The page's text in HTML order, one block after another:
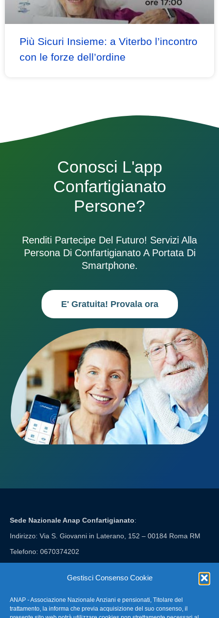
Gestisci Consenso Cookie
ANAP - Associazione Nazionale Anziani e pensionati, Titolare del
trattamento, la informa che previa acquisizione del suo consenso, il
Più Sicuri Insieme: a Viterbo l’incontro
con le forze dell’ordine
Conosci L'app
Confartigianato
Persone?
Renditi Partecipe Del Futuro! Servizi Alla
Persona Di Confartigianato A Portata Di
Smartphone.
E' Gratuita! Provala ora
Sede Nazionale Anap Confartigianato:
Indirizzo: Via S. Giovanni in Laterano, 152 – 00184 Roma RM
Telefono: 0670374202
FAQ – Domande Frequenti